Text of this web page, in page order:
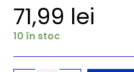
71,99 lei
10 în stoc